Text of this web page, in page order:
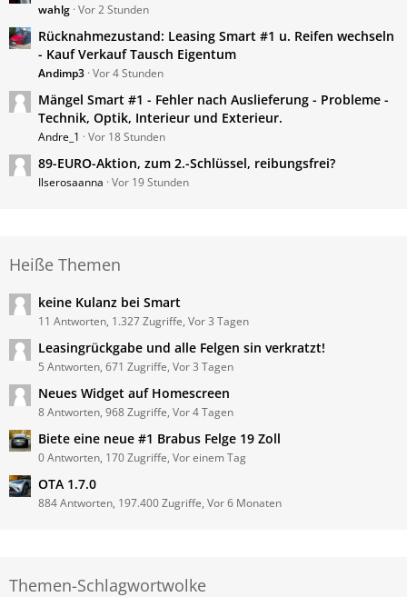
wahlg Vor 2 Stunden
Rücknahmezustand: Leasing Smart #1 u. Reifen wechseln
- Kauf Verkauf Tausch Eigentum
Andimp3 Vor 4 Stunden
Mängel Smart #1 - Fehler nach Auslieferung - Probleme -
Technik, Optik, Interieur und Exterieur.
Andre_1 Vor 18 Stunden
89-EURO-Aktion, zum 2.-Schlüssel, reibungsfrei?
Ilserosaanna Vor 19 Stunden
Heiße Themen
keine Kulanz bei Smart
11 Antworten, 1.327 Zugriffe, Vor 3 Tagen
Leasingrückgabe und alle Felgen sin verkratzt!
5 Antworten, 671 Zugriffe, Vor 3 Tagen
Neues Widget auf Homescreen
8 Antworten, 968 Zugriffe, Vor 4 Tagen
Biete eine neue #1 Brabus Felge 19 Zoll
0 Antworten, 170 Zugriffe, Vor einem Tag
OTA 1.7.0
884 Antworten, 197.400 Zugriffe, Vor 6 Monaten
Themen-Schlagwortwolke